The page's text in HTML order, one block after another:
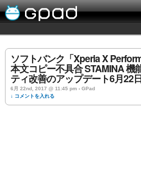
ソフトバンク「Xperia X
本文コピー不具合 STAMINA 機
ティ改善のアップデート6月22
6月 22nd, 2017 @ 11:45 pm › GPad
↓ コメントを入れる